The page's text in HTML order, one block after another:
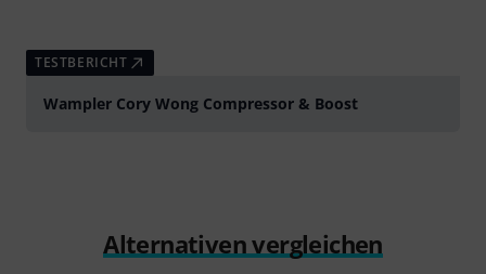
TESTBERICHT
Wampler Cory Wong Compressor & Boost
Alternativen vergleichen